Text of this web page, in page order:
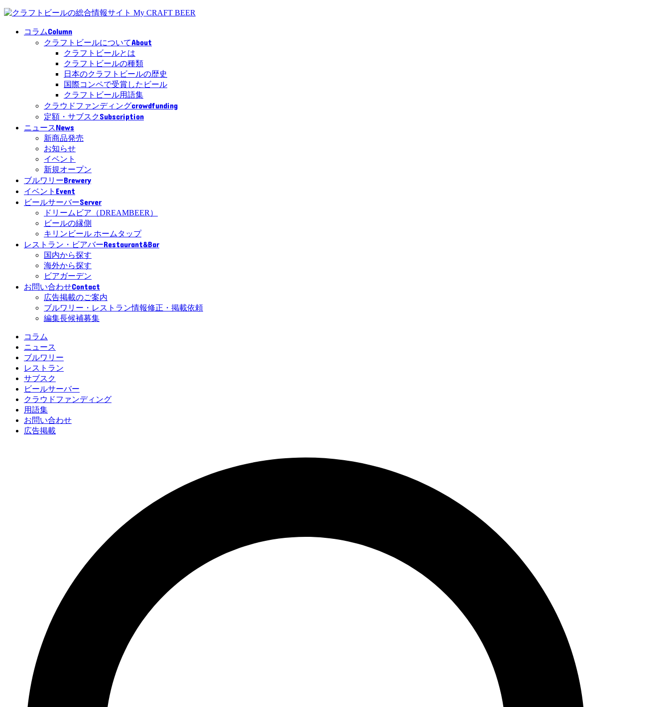
コラムColumn
クラフトビールについてAbout
クラフトビールとは
クラフトビールの種類
日本のクラフトビールの歴史
国際コンペで受賞したビール
クラフトビール用語集
クラウドファンディングcrowdfunding
定額・サブスクSubscription
ニュースNews
新商品発売
お知らせ
イベント
新規オープン
ブルワリーBrewery
イベント Event
ビールサーバーServer
ドリームビア（DREAMBEER）
ビールの縁側
キリンビール ホームタップ
レストラン・ビアバーRestaurant&Bar
国内から探す
海外から探す
ビアガーデン
お問い合わせContact
広告掲載のご案内
ブルワリー・レストラン情報修正・掲載依頼
編集長候補募集
コラム
ニュース
ブルワリー
レストラン
サブスク
ビールサーバー
クラウドファンディング
用語集
お問い合わせ
広告掲載